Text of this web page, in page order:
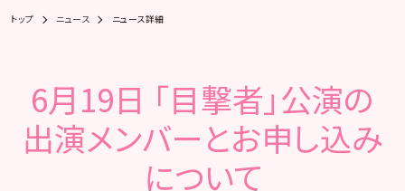
トップ ニュース ニュース詳細
6月19日 「目撃者」公演の
出演メンバーとお申し込み
について